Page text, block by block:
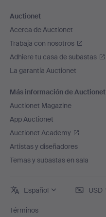
Auctionet
Acerca de Auctionet
Trabaja con nosotros
Adhiere tu casa de subastas
La garantía Auctionet
Más información de Auctionet
Auctionet Magazine
App Auctionet
Auctionet Academy
Artistas y diseñadores
Temas y subastas en sala
Español USD
Términos